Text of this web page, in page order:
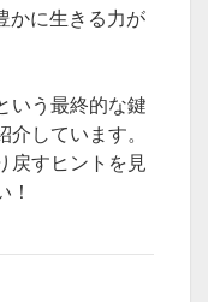
かに生きる力が
いう最終的な鍵
しています。
戻すヒントを見
！